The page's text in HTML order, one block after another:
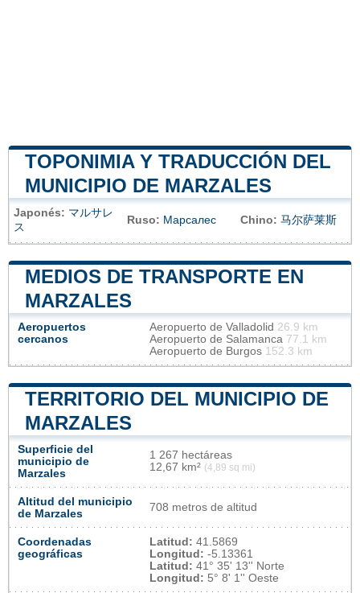
TOPONIMIA Y TRADUCCIÓN DEL
MUNICIPIO DE MARZALES
Japonés: マルサレ
ス
Ruso: Марсалес Chino: 马尔萨莱斯
MEDIOS DE TRANSPORTE EN
MARZALES
Aeropuertos
cercanos
Aeropuerto de Valladolid 26.9 km
Aeropuerto de Salamanca 77.1 km
Aeropuerto de Burgos 152.3 km
TERRITORIO DEL MUNICIPIO DE
MARZALES
Superficie del
municipio de
Marzales
1 267 hectáreas
12,67 km² (4,89 sq mi)
Altitud del municipio
de Marzales
708 metros de altitud
Coordenadas
geográficas
Latitud: 41.5869
Longitud: -5.13361
Latitud: 41° 35' 13'' Norte
Longitud: 5° 8' 1'' Oeste